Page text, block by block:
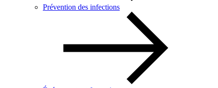
Prévention des infections